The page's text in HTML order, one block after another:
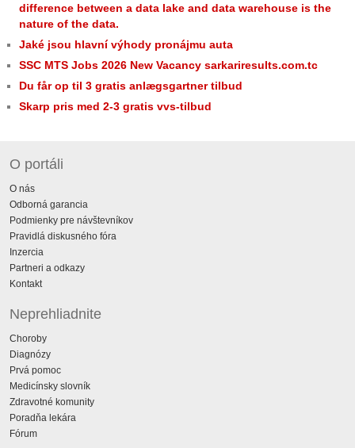
difference between a data lake and data warehouse is the
nature of the data.
Jaké jsou hlavní výhody pronájmu auta
SSC MTS Jobs 2026 New Vacancy sarkariresults.com.tc
Du får op til 3 gratis anlægsgartner tilbud
Skarp pris med 2-3 gratis vvs-tilbud
O portáli
O nás
Odborná garancia
Podmienky pre návštevníkov
Pravidlá diskusného fóra
Inzercia
Partneri a odkazy
Kontakt
Neprehliadnite
Choroby
Diagnózy
Prvá pomoc
Medicínsky slovník
Zdravotné komunity
Poradňa lekára
Fórum